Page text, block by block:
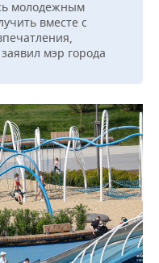
молодежным
вместе с
мэр города